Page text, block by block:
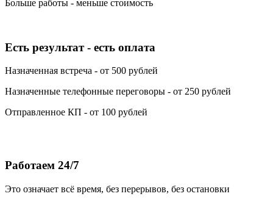
Больше работы - меньше стоимость
Есть результат - есть оплата
Назначенная встреча - от 500 рублей
Назначенные телефонные переговоры - от 250 рублей
Отправленное КП - от 100 рублей
Работаем 24/7
Это означает всё время, без перерывов, без остановки